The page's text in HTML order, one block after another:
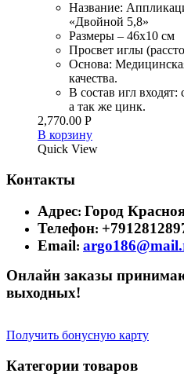
Название:
«Двойной 5,8»
Размеры – 46х10 см
Просвет иглы
Основа:
качества.
В состав игл входят:
а так же цинк.
2,770.00 Р
В корзину
Quick View
Контакты
Адрес: Город
Телефон:
Email:
Онлайн заказы
выходных!
Получить бонусную карту
Категории товаров